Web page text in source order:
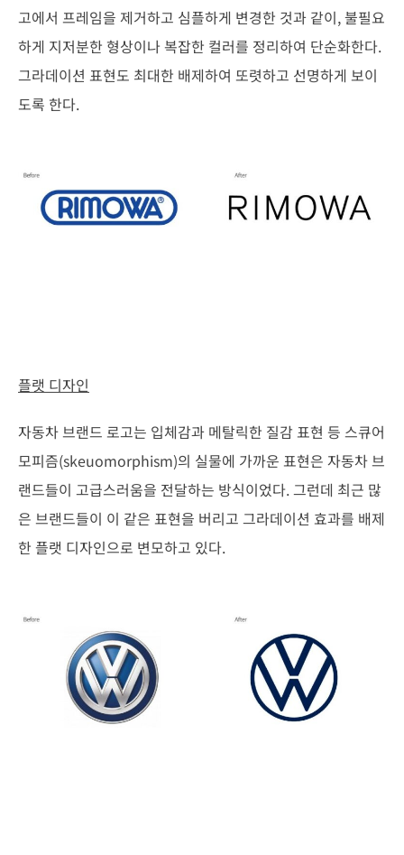
고에서 프레임을 제거하고 심플하게 변경한 것과 같이, 불필요
하게 지저분한 형상이나 복잡한 컬러를 정리하여 단순화한다.
그라데이션 표현도 최대한 배제하여 또렷하고 선명하게 보이
도록 한다.
플랫 디자인
자동차 브랜드 로고는 입체감과 메탈릭한 질감 표현 등 스큐어
모피즘(skeuomorphism)의 실물에 가까운 표현은 자동차 브
랜드들이 고급스러움을 전달하는 방식이었다. 그런데 최근 많
은 브랜드들이 이 같은 표현을 버리고 그라데이션 효과를 배제
한 플랫 디자인으로 변모하고 있다.